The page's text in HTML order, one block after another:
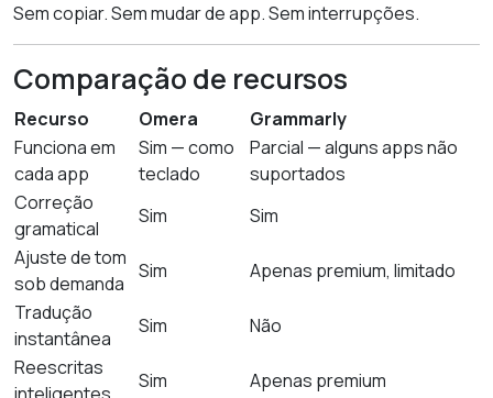
Sem copiar. Sem mudar de app. Sem interrupções.
Comparação de recursos
Recurso Omera
Grammarly
Funciona em
cada app
Sim — como
teclado
Parcial — alguns apps não
suportados
Correção
gramatical
Sim
Sim
Ajuste de tom
sob demanda
Sim
Apenas premium, limitado
Tradução
instantânea
Sim
Não
Reescritas
Sim Apenas premium